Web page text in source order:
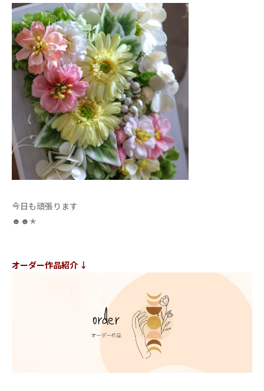
今日も頑張ります
☻☻✭
オーダー作品紹介 ↓